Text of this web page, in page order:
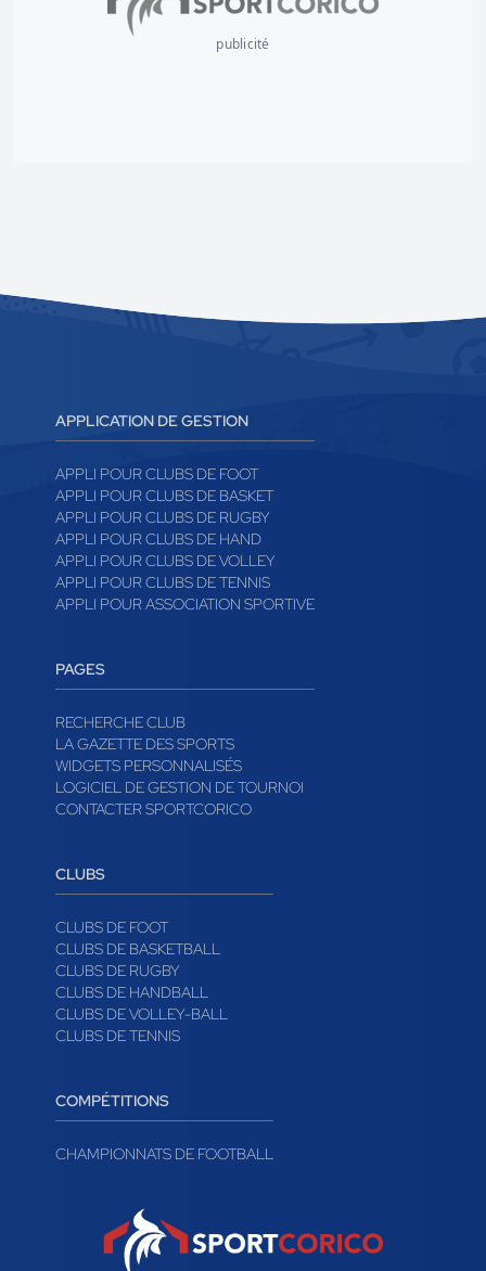
publicité
APPLICATION DE GESTION
APPLI POUR CLUBS DE FOOT
APPLI POUR CLUBS DE BASKET
APPLI POUR CLUBS DE RUGBY
APPLI POUR CLUBS DE HAND
APPLI POUR CLUBS DE VOLLEY
APPLI POUR CLUBS DE TENNIS
APPLI POUR ASSOCIATION SPORTIVE
PAGES
RECHERCHE CLUB
LA GAZETTE DES SPORTS
WIDGETS PERSONNALISÉS
LOGICIEL DE GESTION DE TOURNOI
CONTACTER SPORTCORICO
CLUBS
CLUBS DE FOOT
CLUBS DE BASKETBALL
CLUBS DE RUGBY
CLUBS DE HANDBALL
CLUBS DE VOLLEY-BALL
CLUBS DE TENNIS
COMPÉTITIONS
CHAMPIONNATS DE FOOTBALL